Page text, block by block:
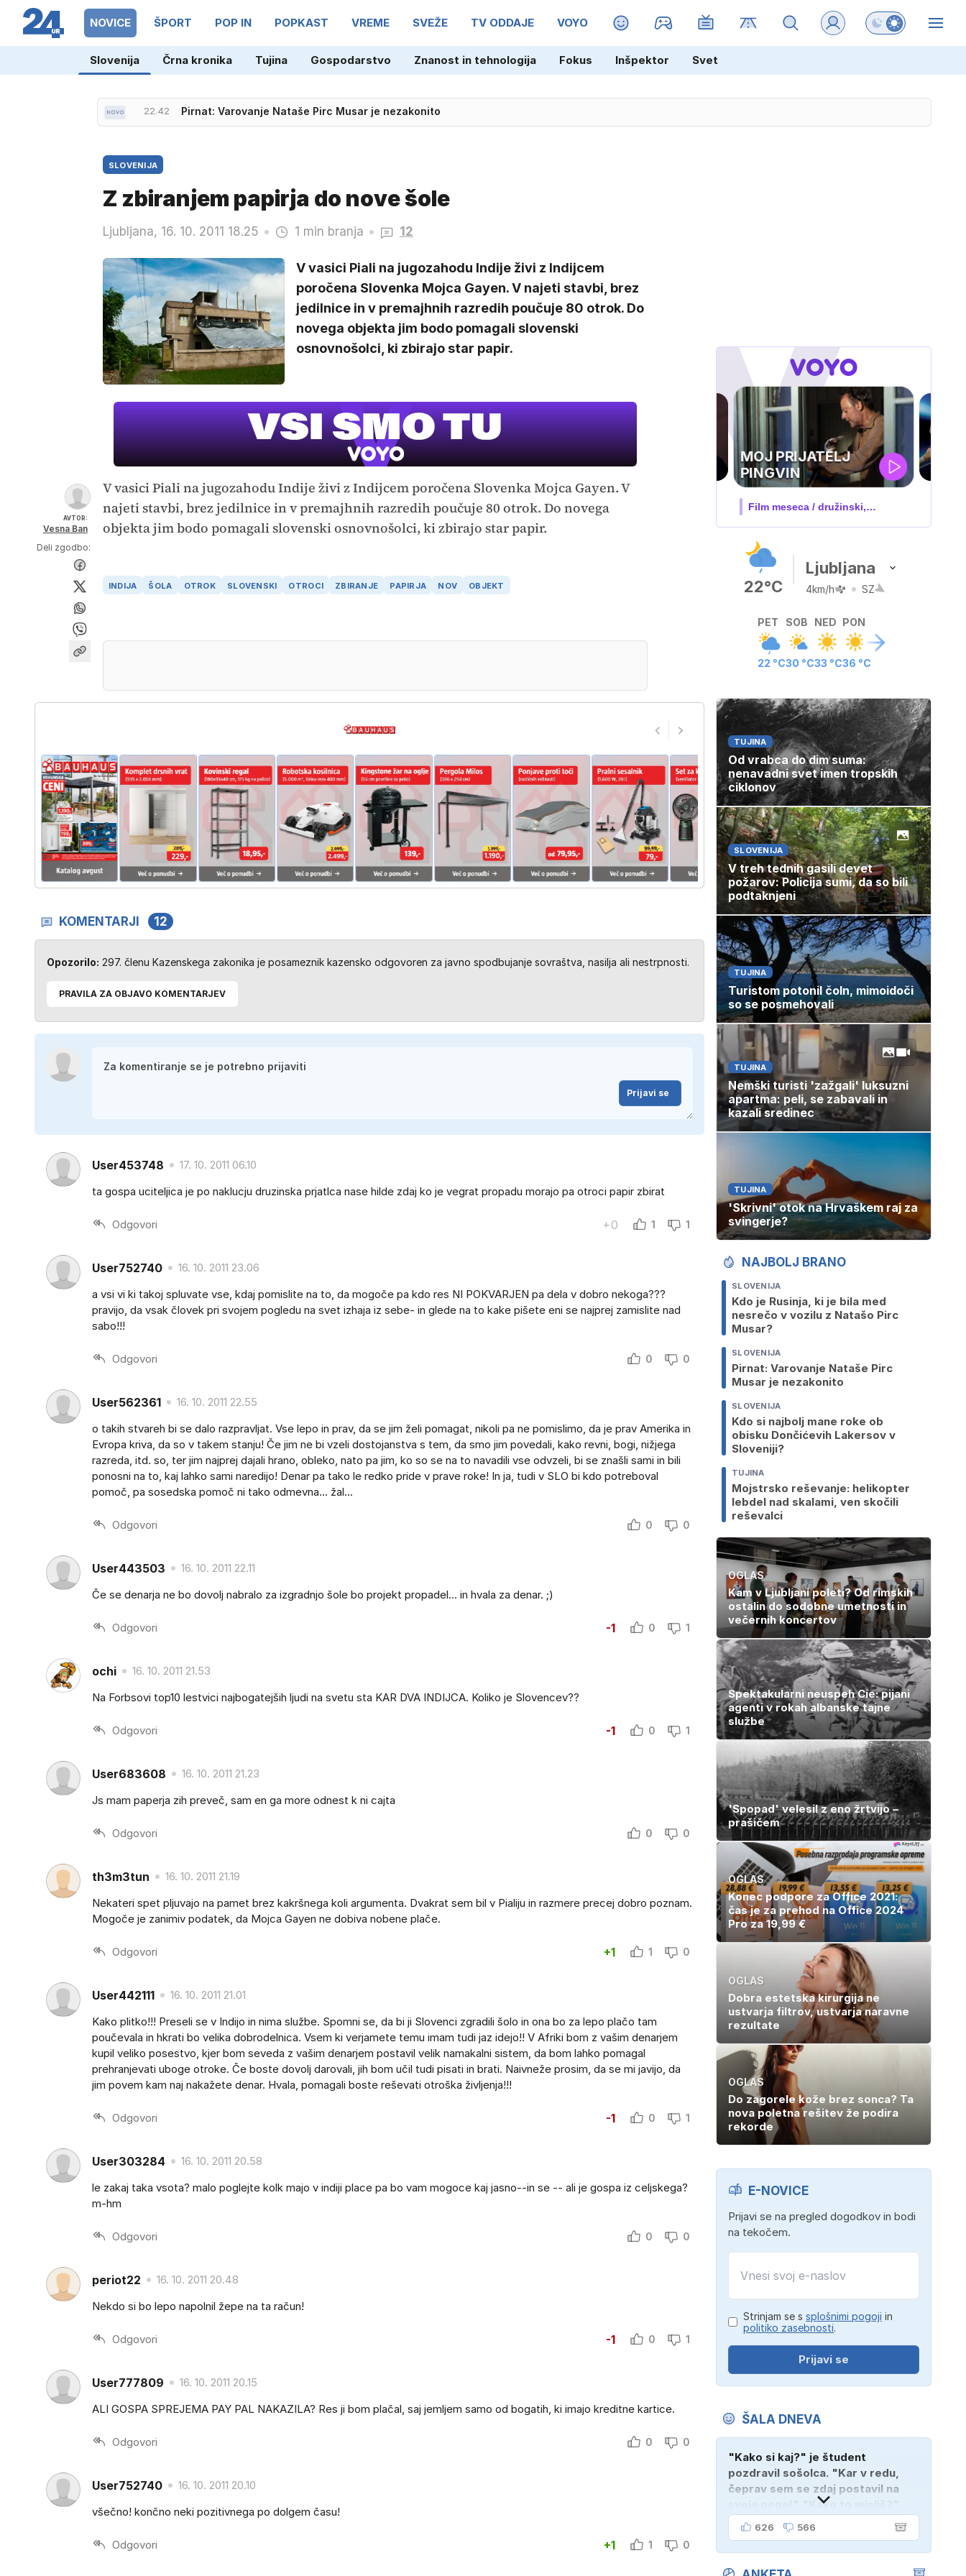
NOVICE ŠPORT POP IN POPKAST VREME SVEŽE TV ODDAJE VOYO MAGAZIN Preklopi barvni
Slovenija Črna kronika Tujina Gospodarstvo Znanost in tehnologija Fokus Inšpektor Svet
22.42 Pirnat: Varovanje Nataše Pirc Musar je nezakonito
SLOVENIJA
Z zbiranjem papirja do nove šole
Ljubljana, 16. 10. 2011 18.25 1 min branja 12
V vasici Piali na jugozahodu Indije živi z Indijcem
poročena Slovenka Mojca Gayen. V najeti stavbi, brez
jedilnice in v premajhnih razredih poučuje 80 otrok. Do
novega objekta jim bodo pomagali slovenski
osnovnošolci, ki zbirajo star papir.
AVTOR:
Vesna Ban
Deli zgodbo:
V vasici Piali na jugozahodu Indije živi z Indijcem poročena Slovenka Mojca Gayen. V
najeti stavbi, brez jedilnice in v premajhnih razredih poučuje 80 otrok. Do novega
objekta jim bodo pomagali slovenski osnovnošolci, ki zbirajo star papir.
INDIJA ŠOLA OTROK SLOVENSKI OTROCI ZBIRANJE PAPIRJA NOV OBJEKT
KOMENTARJI 12
Opozorilo: 297. členu Kazenskega zakonika je posameznik kazensko odgovoren za javno spodbujanje sovraštva, nasilja ali nestrpnosti.
PRAVILA ZA OBJAVO KOMENTARJEV
Prijavi se
User453748
17. 10. 2011 06.10
ta gospa uciteljica je po naklucju druzinska prjatlca nase hilde zdaj ko je vegrat propadu morajo pa otroci papir zbirat
Odgovori +0 1 1
User752740
16. 10. 2011 23.06
a vsi vi ki takoj spluvate vse, kdaj pomislite na to, da mogoče pa kdo res NI POKVARJEN pa dela v dobro nekoga???
pravijo, da vsak človek pri svojem pogledu na svet izhaja iz sebe- in glede na to kake pišete eni se najprej zamislite nad
sabo!!!
Odgovori 0 0
User562361
16. 10. 2011 22.55
o takih stvareh bi se dalo razpravljat. Vse lepo in prav, da se jim želi pomagat, nikoli pa ne pomislimo, da je prav Amerika in
Evropa kriva, da so v takem stanju! Če jim ne bi vzeli dostojanstva s tem, da smo jim povedali, kako revni, bogi, nižjega
razreda, itd. so, ter jim najprej dajali hrano, obleko, nato pa jim, ko so se na to navadili vse odvzeli, bi se znašli sami in bili
ponosni na to, kaj lahko sami naredijo! Denar pa tako le redko pride v prave roke! In ja, tudi v SLO bi kdo potreboval
pomoč, pa sosedska pomoč ni tako odmevna... žal...
Odgovori 0 0
User443503
16. 10. 2011 22.11
Če se denarja ne bo dovolj nabralo za izgradnjo šole bo projekt propadel... in hvala za denar. ;)
Odgovori -1 0 1
ochi
16. 10. 2011 21.53
Na Forbsovi top10 lestvici najbogatejših ljudi na svetu sta KAR DVA INDIJCA. Koliko je Slovencev??
Odgovori -1 0 1
User683608
16. 10. 2011 21.23
Js mam paperja zih preveč, sam en ga more odnest k ni cajta
Odgovori 0 0
th3m3tun
16. 10. 2011 21.19
Nekateri spet pljuvajo na pamet brez kakršnega koli argumenta. Dvakrat sem bil v Pialiju in razmere precej dobro poznam.
Mogoče je zanimiv podatek, da Mojca Gayen ne dobiva nobene plače.
Odgovori +1 1 0
User442111
16. 10. 2011 21.01
Kako plitko!!! Preseli se v Indijo in nima službe. Spomni se, da bi ji Slovenci zgradili šolo in ona bo za lepo plačo tam
poučevala in hkrati bo velika dobrodelnica. Vsem ki verjamete temu imam tudi jaz idejo!! V Afriki bom z vašim denarjem
kupil veliko posestvo, kjer bom seveda z vašim denarjem postavil velik namakalni sistem, da bom lahko pomagal
prehranjevati uboge otroke. Če boste dovolj darovali, jih bom učil tudi pisati in brati. Naivneže prosim, da se mi javijo, da
jim povem kam naj nakažete denar. Hvala, pomagali boste reševati otroška življenja!!!
Odgovori -1 0 1
User303284
16. 10. 2011 20.58
le zakaj taka vsota? malo poglejte kolk majo v indiji place pa bo vam mogoce kaj jasno--in se -- ali je gospa iz celjskega?
m-hm
Odgovori 0 0
periot22
16. 10. 2011 20.48
Nekdo si bo lepo napolnil žepe na ta račun!
Odgovori -1 0 1
User777809
16. 10. 2011 20.15
ALI GOSPA SPREJEMA PAY PAL NAKAZILA? Res ji bom plačal, saj jemljem samo od bogatih, ki imajo kreditne kartice.
Odgovori 0 0
User752740
16. 10. 2011 20.10
všečno! končno neki pozitivnega po dolgem času!
Odgovori +1 1 0
UEFA
SUPERPOKAL
V živo na VOYO: sreda ob 20.30
22°C
Ljubljana
4km/h SZ
PET
22 °C
SOB
30 °C
NED
33 °C
PON
36 °C
TUJINA
Od vrabca do dim suma:
nenavadni svet imen tropskih
ciklonov
SLOVENIJA
V treh tednih gasili devet
požarov: Policija sumi, da so bili
podtaknjeni
TUJINA
Turistom potonil čoln, mimoidoči
so se posmehovali
TUJINA
Nemški turisti 'zažgali' luksuzni
apartma: peli, se zabavali in
kazali sredinec
TUJINA
'Skrivni' otok na Hrvaškem raj za
svingerje?
NAJBOLJ BRANO
SLOVENIJA
Kdo je Rusinja, ki je bila med
nesrečo v vozilu z Natašo Pirc
Musar?
SLOVENIJA
Pirnat: Varovanje Nataše Pirc
Musar je nezakonito
SLOVENIJA
Kdo si najbolj mane roke ob
obisku Dončićevih Lakersov v
Sloveniji?
TUJINA
Mojstrsko reševanje: helikopter
lebdel nad skalami, ven skočili
reševalci
OGLAS
Kam v Ljubljani poleti? Od rimskih
ostalin do sodobne umetnosti in
večernih koncertov
Spektakularni neuspeh Cie: pijani
agenti v rokah albanske tajne
službe
'Spopad' velesil z eno žrtvijo –
prašičem
OGLAS
Konec podpore za Office 2021:
čas je za prehod na Office 2024
Pro za 19,99 €
OGLAS
Dobra estetska kirurgija ne
ustvarja filtrov, ustvarja naravne
rezultate
OGLAS
Do zagorele kože brez sonca? Ta
nova poletna rešitev že podira
rekorde
E-NOVICE
Prijavi se na pregled dogodkov in bodi
na tekočem.
Strinjam se s splošnimi pogoji in
politiko zasebnosti.
Prijavi se
ŠALA DNEVA
"Kako si kaj?" je študent
pozdravil sošolca. "Kar v redu,
čeprav sem se zdaj postavil na
svoje noge!" "Kako to misliš?"
"Oče mi je vzel avto!"
626 566